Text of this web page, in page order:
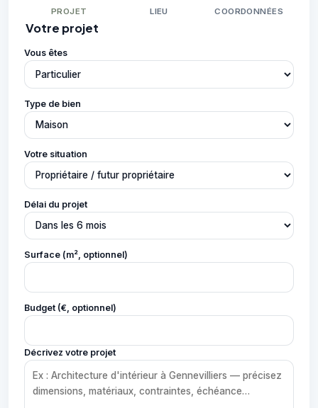
PROJET LIEU COORDONNÉES
Votre projet
Vous êtes
Type de bien
Votre situation
Délai du projet
Surface (m², optionnel)
Budget (€, optionnel)
Décrivez votre projet